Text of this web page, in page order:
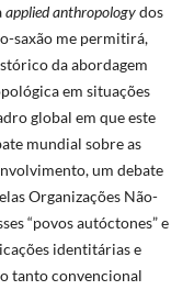
applied anthropologydos
saxão me permitirá,
da abordagem
em situações
global em que este
mundial sobre as
um debate
Organizações Não-
“povos autóctones” e
identitárias e
tanto convencional